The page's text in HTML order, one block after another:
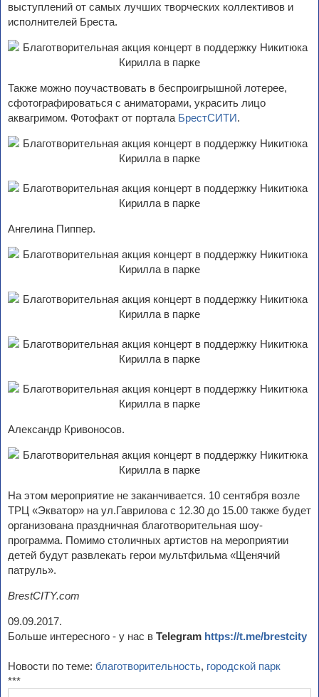
выступлений от самых лучших творческих коллективов и
исполнителей Бреста.
Также можно поучаствовать в беспроигрышной лотерее,
сфотографироваться с аниматорами, украсить лицо
аквагримом. Фотофакт от портала БрестСИТИ.
Ангелина Пиппер.
Александр Кривоносов.
На этом мероприятие не заканчивается. 10 сентября возле
ТРЦ «Экватор» на ул.Гаврилова с 12.30 до 15.00 также будет
организована праздничная благотворительная шоу-
программа. Помимо столичных артистов на мероприятии
детей будут развлекать герои мультфильма «Щенячий
патруль».
BrestCITY.com
09.09.2017.
Больше интересного - у нас в Telegram https://t.me/brestcity
Новости по теме: благотворительность, городской парк
***